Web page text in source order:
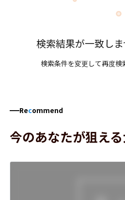
検索結果が一致しま
検索条件を変更して再度検
Recommend
今のあなたが狙え